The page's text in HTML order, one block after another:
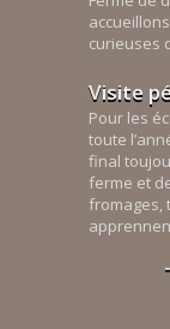
curieuses
Visite
Pour les
toute
final
ferme et
fromages,